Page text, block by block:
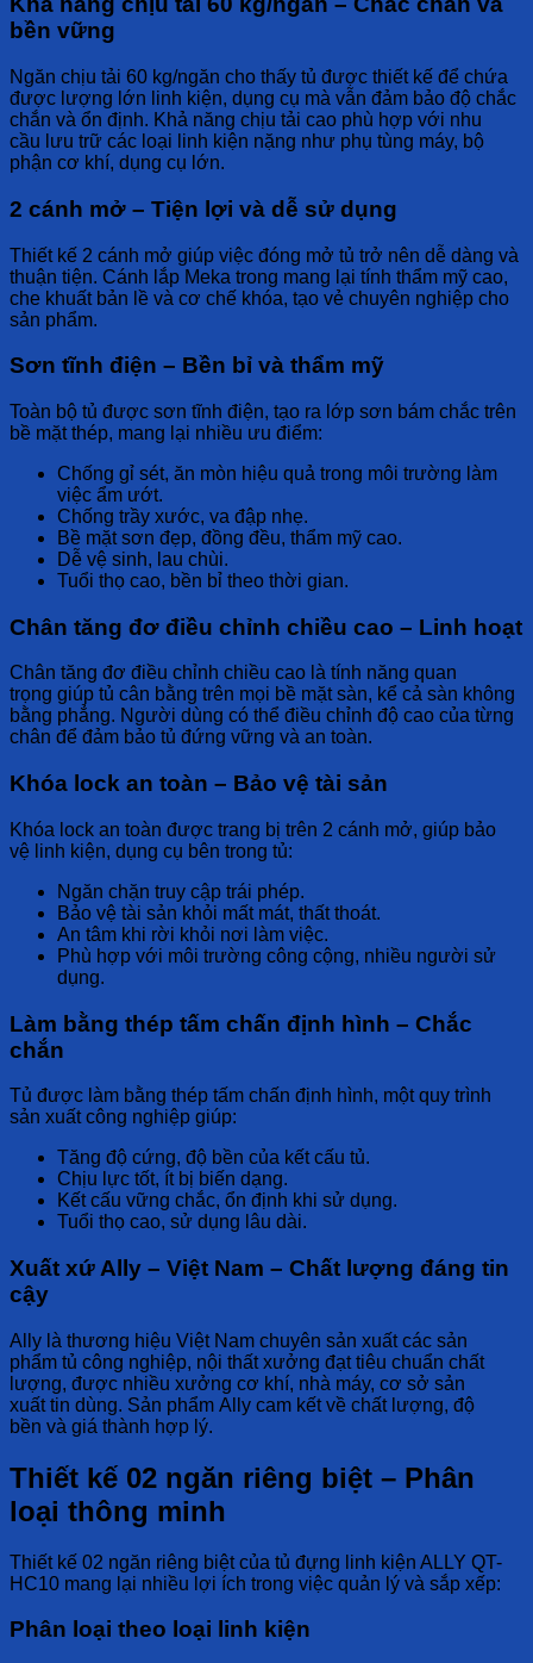
bền vững
Ngăn chịu tải 60 kg/ngăn cho thấy tủ được thiết kế để chứa
được lượng lớn linh kiện, dụng cụ mà vẫn đảm bảo độ chắc
chắn và ổn định. Khả năng chịu tải cao phù hợp với nhu
cầu lưu trữ các loại linh kiện nặng như phụ tùng máy, bộ
phận cơ khí, dụng cụ lớn.
2 cánh mở – Tiện lợi và dễ sử dụng
Thiết kế 2 cánh mở giúp việc đóng mở tủ trở nên dễ dàng và
thuận tiện. Cánh lắp Meka trong mang lại tính thẩm mỹ cao,
che khuất bản lề và cơ chế khóa, tạo vẻ chuyên nghiệp cho
sản phẩm.
Sơn tĩnh điện – Bền bỉ và thẩm mỹ
Toàn bộ tủ được sơn tĩnh điện, tạo ra lớp sơn bám chắc trên
bề mặt thép, mang lại nhiều ưu điểm:
Chống gỉ sét, ăn mòn hiệu quả trong môi trường làm
việc ẩm ướt.
Chống trầy xước, va đập nhẹ.
Bề mặt sơn đẹp, đồng đều, thẩm mỹ cao.
Dễ vệ sinh, lau chùi.
Tuổi thọ cao, bền bỉ theo thời gian.
Chân tăng đơ điều chỉnh chiều cao – Linh hoạt
Chân tăng đơ điều chỉnh chiều cao là tính năng quan
trọng giúp tủ cân bằng trên mọi bề mặt sàn, kể cả sàn không
bằng phẳng. Người dùng có thể điều chỉnh độ cao của từng
chân để đảm bảo tủ đứng vững và an toàn.
Khóa lock an toàn – Bảo vệ tài sản
Khóa lock an toàn được trang bị trên 2 cánh mở, giúp bảo
vệ linh kiện, dụng cụ bên trong tủ:
Ngăn chặn truy cập trái phép.
Bảo vệ tài sản khỏi mất mát, thất thoát.
An tâm khi rời khỏi nơi làm việc.
Phù hợp với môi trường công cộng, nhiều người sử
dụng.
Làm bằng thép tấm chấn định hình – Chắc
chắn
Tủ được làm bằng thép tấm chấn định hình, một quy trình
sản xuấtcông nghiệp giúp:
Tăng độ cứng, độ bền của kết cấu tủ.
Chịu lực tốt, ít bị biến dạng.
Kết cấu vững chắc, ổn định khi sử dụng.
Tuổi thọ cao, sử dụng lâu dài.
Xuất xứ Ally – Việt Nam – Chất lượng đáng tin
cậy
Ally là thương hiệu Việt Nam chuyên sản xuất các sản
phẩm tủ công nghiệp, nội thất xưởng đạttiêu chuẩn chất
lượng, được nhiều xưởng cơ khí, nhà máy, cơ sở sản
xuấttin dùng. Sản phẩm Ally cam kết về chất lượng, độ
bền và giá thành hợp lý.
Thiết kế 02 ngăn riêng biệt – Phân
loại thông minh
Thiết kế 02 ngăn riêng biệtcủa tủ đựng linh kiện ALLY QT-
HC10 mang lại nhiều lợi ích trong việc quản lý và sắp xếp:
Phân loại theo loại linh kiện